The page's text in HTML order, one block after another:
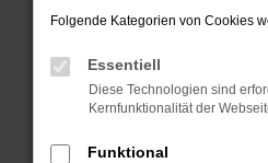
Manche Erweiterungen,
können das Laden
verhindern. Funktioniert
Folgende Kategorien von Cookies
Essentiell
Diese Technologien sind
Kernfunktionalität der
Funktional